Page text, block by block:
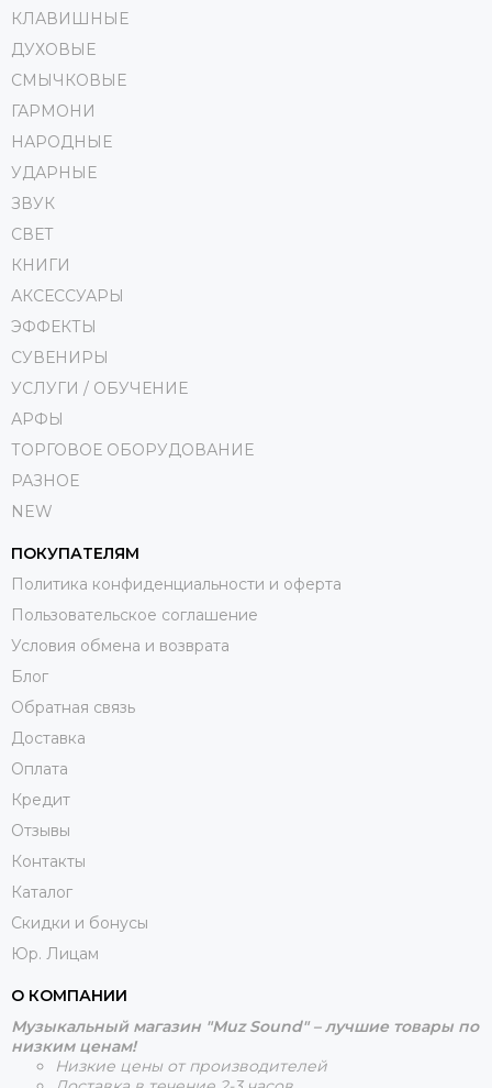
КЛАВИШНЫЕ
ДУХОВЫЕ
СМЫЧКОВЫЕ
ГАРМОНИ
НАРОДНЫЕ
УДАРНЫЕ
ЗВУК
СВЕТ
КНИГИ
АКСЕССУАРЫ
ЭФФЕКТЫ
СУВЕНИРЫ
УСЛУГИ / ОБУЧЕНИЕ
АРФЫ
ТОРГОВОЕ ОБОРУДОВАНИЕ
РАЗНОЕ
NEW
ПОКУПАТЕЛЯМ
Политика конфиденциальности и оферта
Пользовательское соглашение
Условия обмена и возврата
Блог
Обратная связь
Доставка
Оплата
Кредит
Отзывы
Контакты
Каталог
Скидки и бонусы
Юр. Лицам
О КОМПАНИИ
Музыкальный магазин "Muz Sound" – лучшие товары по
низким ценам!
Низкие цены от производителей